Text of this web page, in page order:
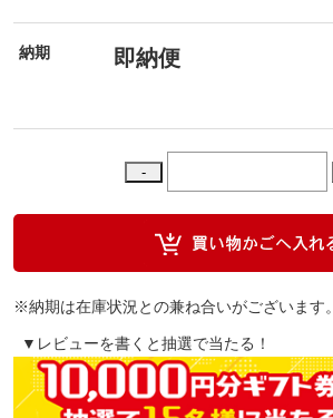
納期 即納便
※納期は在庫状況との兼ね合いがございます。
▼レビューを書くと抽選で当たる！